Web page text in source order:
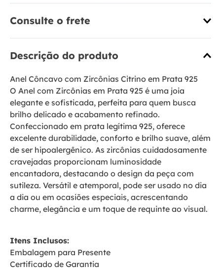
Consulte o frete
Descrição do produto
Anel Côncavo com Zircônias Citrino em Prata 925
O Anel com Zircônias em Prata 925 é uma joia
elegante e sofisticada, perfeita para quem busca
brilho delicado e acabamento refinado.
Confeccionado em prata legítima 925, oferece
excelente durabilidade, conforto e brilho suave, além
de ser hipoalergênico. As zircônias cuidadosamente
cravejadas proporcionam luminosidade
encantadora, destacando o design da peça com
sutileza. Versátil e atemporal, pode ser usado no dia
a dia ou em ocasiões especiais, acrescentando
charme, elegância e um toque de requinte ao visual.
Itens Inclusos:
Embalagem para Presente
Certificado de Garantia